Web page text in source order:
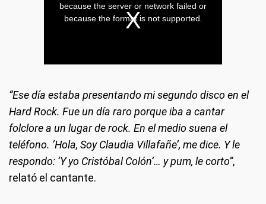
“Ese día estaba presentando mi segundo disco en el
Hard Rock. Fue un día raro porque iba a cantar
folclore a un lugar de rock. En el medio suena el
teléfono. ‘Hola, Soy Claudia Villafañe’, me dice. Y le
respondo: ‘Y yo Cristóbal Colón’… y pum, le corto”,
relató el cantante.